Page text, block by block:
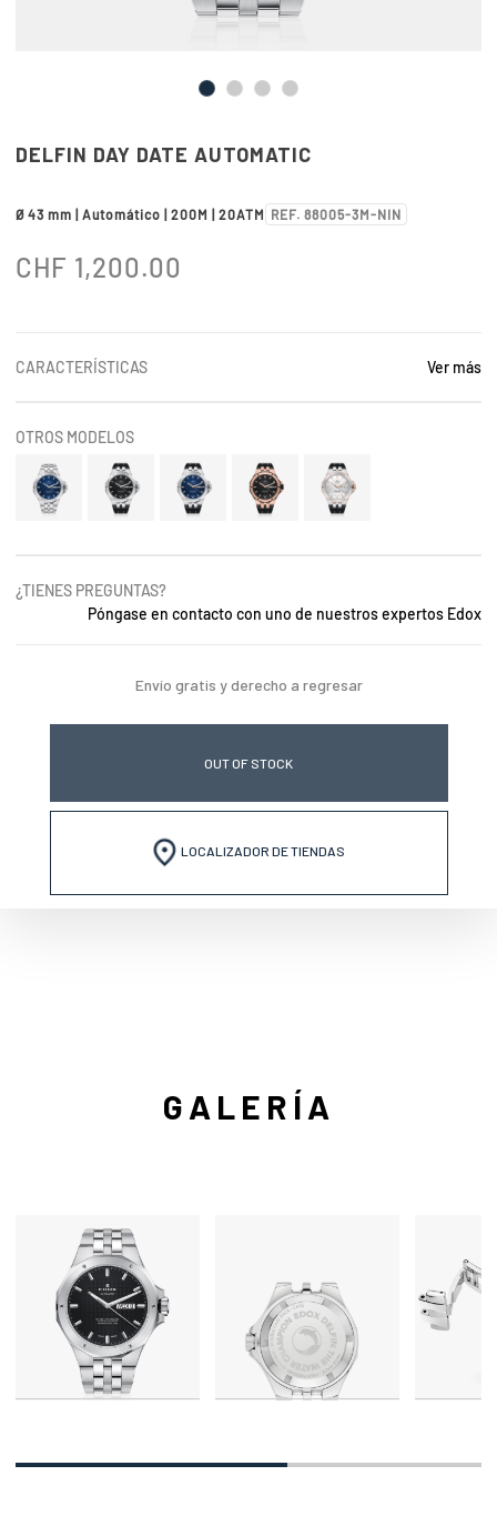
DELFIN DAY DATE AUTOMATIC
Ø 43 mm | Automático | 200M | 20ATM REF. 88005-3M-NIN
CHF 1,200.00
CARACTERÍSTICAS Ver más
OTROS MODELOS
¿TIENES PREGUNTAS?
Póngase en contacto con uno de nuestros expertos Edox
Envío gratis y derecho a regresar
OUT OF STOCK
LOCALIZADOR DE TIENDAS
GALERÍA